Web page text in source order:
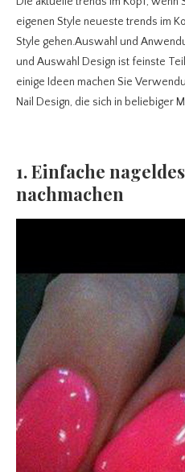
eigenen Style neueste trends im
Style gehen.Auswahl und
und Auswahl Design ist feinste
einige Ideen machen Sie
Nail Design, die sich in beliebiger
1. Einfache
nachmachen